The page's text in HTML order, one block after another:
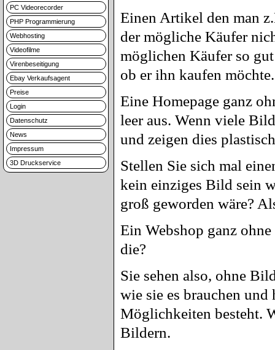
PC Videorecorder
PHP Programmierung
Webhosting
Videofilme
Virenbeseitigung
Ebay Verkaufsagent
Preise
Login
Datenschutz
News
Impressum
3D Druckservice
Einen Artikel den man
der mögliche Käufer
möglichen Käufer so
ob er ihn kaufen möchte.
Eine Homepage ganz
leer aus. Wenn viele
und zeigen dies
Stellen Sie sich mal
kein einziges Bild sein
groß geworden wäre?
Ein Webshop ganz
die?
Sie sehen also, ohne
wie sie es brauchen
Möglichkeiten besteht.
Bildern.